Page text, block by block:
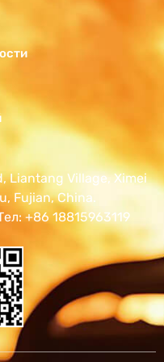
Liantang Village, Ximei
Fujian, China.
+86 18815963119